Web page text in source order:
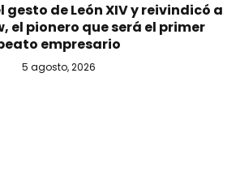
gesto de León XIV y reivindicó a
el pionero que será el primer
empresario
5 agosto, 2026